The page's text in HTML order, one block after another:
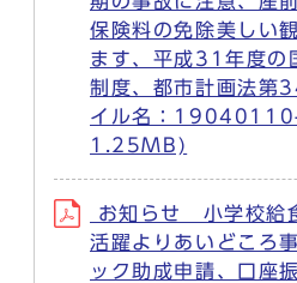
保険料の免除美しい
ます、平成31年度の
制度、都市計画法第
イル名：
1.25MB)
お知らせ 小学校給
活躍よりあいどころ
ック助成申請、口座